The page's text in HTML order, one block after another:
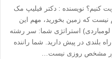
کنیم؟ نویسنده : دکتر فیلیپ مک
که زمین بخورید، مهم این
استراتژی شما: سر رشته
بلندی در پیش دارید. شما راننده
مشخص روزی نیست…